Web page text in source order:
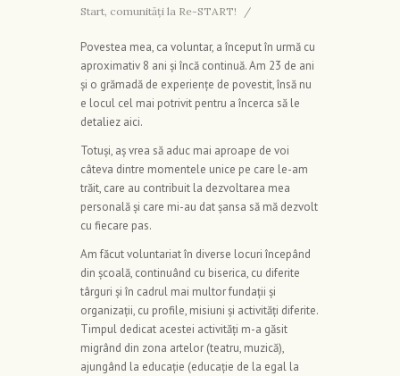
Start, comunități la Re-START!
/
Povestea mea, ca voluntar, a început în urmă cu
aproximativ 8 ani și încă continuă. Am 23 de ani
și o grămadă de experiențe de povestit, însă nu
e locul cel mai potrivit pentru a încerca să le
detaliez aici.
Totuși, aș vrea să aduc mai aproape de voi
câteva dintre momentele unice pe care le-am
trăit, care au contribuit la dezvoltarea mea
personală și care mi-au dat șansa să mă dezvolt
cu fiecare pas.
Am făcut voluntariat în diverse locuri începând
din școală, continuând cu biserica, cu diferite
târguri și în cadrul mai multor fundații și
organizații, cu profile, misiuni și activități diferite.
Timpul dedicat acestei activități m-a găsit
migrând din zona artelor (teatru, muzică),
ajungând la educație (educație de la egal la